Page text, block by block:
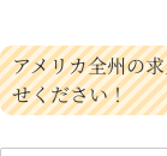
アメリカ全州の
せください！